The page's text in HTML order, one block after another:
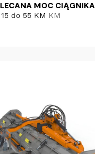
MOC CIĄGNIKA
do 55 KM KM